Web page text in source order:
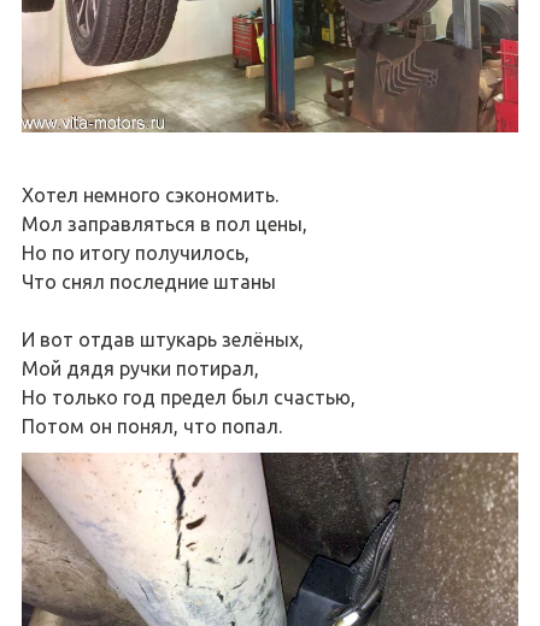
Хотел немного сэкономить.
Мол заправляться в пол цены,
Но по итогу получилось,
Что снял последние штаны
И вот отдав штукарь зелёных,
Мой дядя ручки потирал,
Но только год предел был счастью,
Потом он понял, что попал.